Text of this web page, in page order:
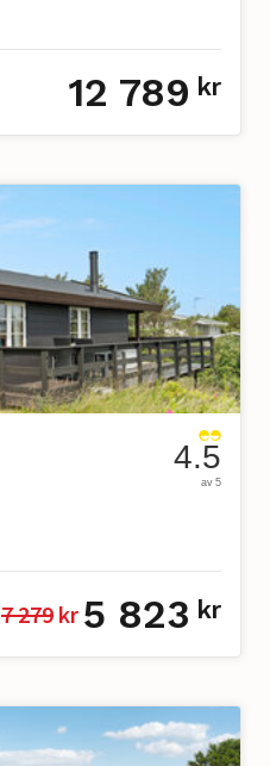
12 789 kr
4.5
av 5
7 279 kr 5 823 kr